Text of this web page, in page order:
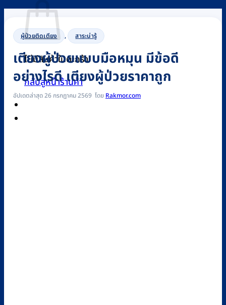
ไม่มีสินค้าในตะกร้า
กลับสู่หน้าร้านค้า
ผู้ป่วยติดเตียง , สาระน่ารู้
เตียงผู้ป่วยแบบมือหมุน มีข้อดี
อย่างไรดี เตียงผู้ป่วยราคาถูก
อัปเดตล่าสุด 26 กรกฎาคม 2569 Rakmor.com